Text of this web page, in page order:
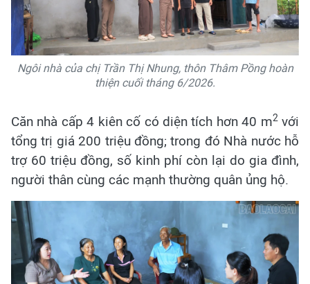
Ngôi nhà của chị Trần Thị Nhung, thôn Thâm Pồng hoàn
thiện cuối tháng 6/2026.
Căn nhà cấp 4 kiên cố có diện tích hơn 40 m2với
tổng trị giá 200 triệu đồng; trong đó Nhà nước hỗ
trợ 60 triệu đồng, số kinh phí còn lại do gia đình,
người thân cùng các mạnh thường quân ủng hộ.